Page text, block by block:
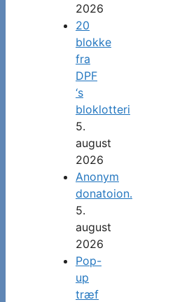
2026
20
blokke
fra
DPF
‘s
bloklotteri
5.
august
2026
Anonym
donatoion.
5.
august
2026
Pop-
up
træf